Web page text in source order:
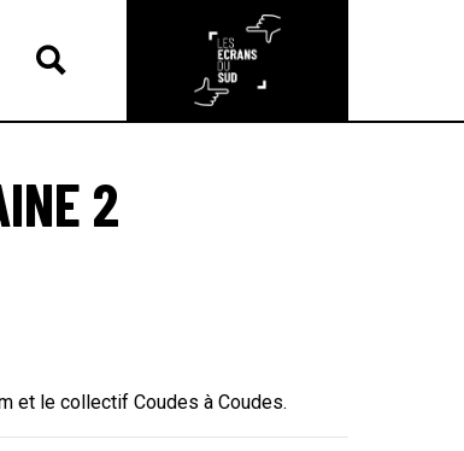
2
et le collectif Coudes à Coudes.